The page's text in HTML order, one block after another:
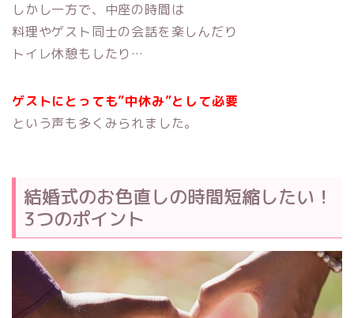
しかし一方で、中座の時間は
料理やゲスト同士の会話を楽しんだり
トイレ休憩もしたり…
ゲストにとっても”中休み”として必要
という声も多くみられました。
結婚式のお色直しの時間短縮したい！
3つのポイント